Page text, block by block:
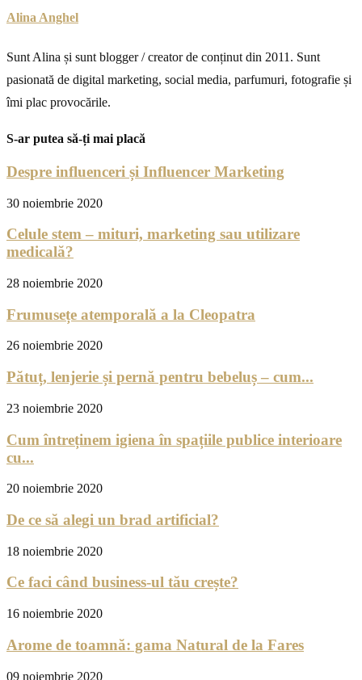
Alina Anghel
Sunt Alina și sunt blogger / creator de conținut din 2011. Sunt
pasionată de digital marketing, social media, parfumuri, fotografie și
îmi plac provocările.
S-ar putea să-ți mai placă
Despre influenceri și Influencer Marketing
30 noiembrie 2020
Celule stem – mituri, marketing sau utilizare
medicală?
28 noiembrie 2020
Frumusețe atemporală a la Cleopatra
26 noiembrie 2020
Pătuț, lenjerie și pernă pentru bebeluș – cum...
23 noiembrie 2020
Cum întreținem igiena în spațiile publice interioare
cu...
20 noiembrie 2020
De ce să alegi un brad artificial?
18 noiembrie 2020
Ce faci când business-ul tău crește?
16 noiembrie 2020
Arome de toamnă: gama Natural de la Fares
09 noiembrie 2020